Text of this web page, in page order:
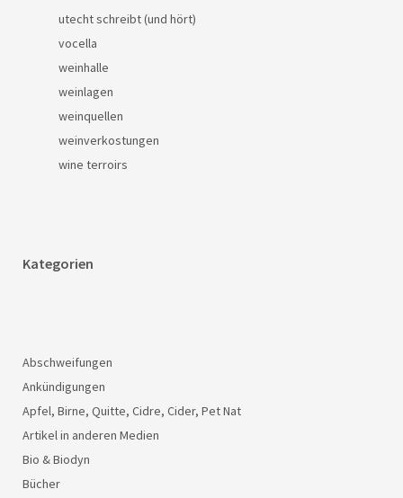
utecht schreibt (und hört)
vocella
weinhalle
weinlagen
weinquellen
weinverkostungen
wine terroirs
Kategorien
Abschweifungen
Ankündigungen
Apfel, Birne, Quitte, Cidre, Cider, Pet Nat
Artikel in anderen Medien
Bio & Biodyn
Bücher